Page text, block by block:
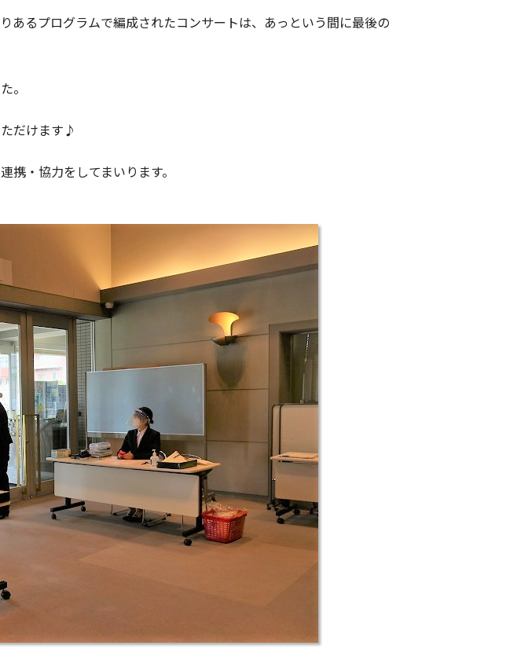
あるプログラムで編成されたコンサートは、あっという間に最後の
。
だけます♪
・協力をしてまいります。